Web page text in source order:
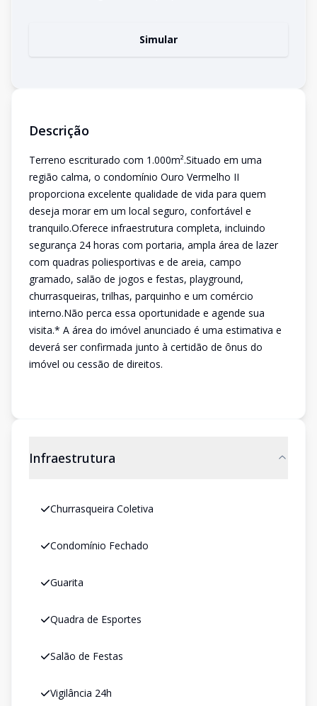
Simular
Descrição
Terreno escriturado com 1.000m².Situado em uma
região calma, o condomínio Ouro Vermelho II
proporciona excelente qualidade de vida para quem
deseja morar em um local seguro, confortável e
tranquilo.Oferece infraestrutura completa, incluindo
segurança 24 horas com portaria, ampla área de lazer
com quadras poliesportivas e de areia, campo
gramado, salão de jogos e festas, playground,
churrasqueiras, trilhas, parquinho e um comércio
interno.Não perca essa oportunidade e agende sua
visita.* A área do imóvel anunciado é uma estimativa e
deverá ser confirmada junto à certidão de ônus do
imóvel ou cessão de direitos.
Infraestrutura
Churrasqueira Coletiva
Condomínio Fechado
Guarita
Quadra de Esportes
Salão de Festas
Vigilância 24h